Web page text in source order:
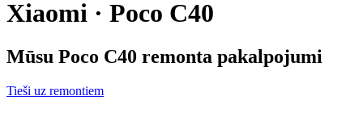
Xiaomi · Poco C40
Mūsu Poco C40 remonta pakalpojumi
Tieši uz remontiem